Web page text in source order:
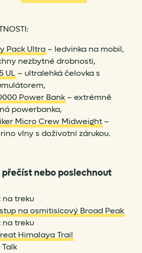
Pack Ultra– ledvinka na mobil,
nezbytné drobnosti,
UL– ultralehká čelovka s
Power Bank– extrémně
powerbanka,
Micro Crew Midweight–
vlny s doživotní zárukou.
přečíst nebo poslechnout
na treku
na osmitisícový Broad Peak
na treku
Himalaya Trail